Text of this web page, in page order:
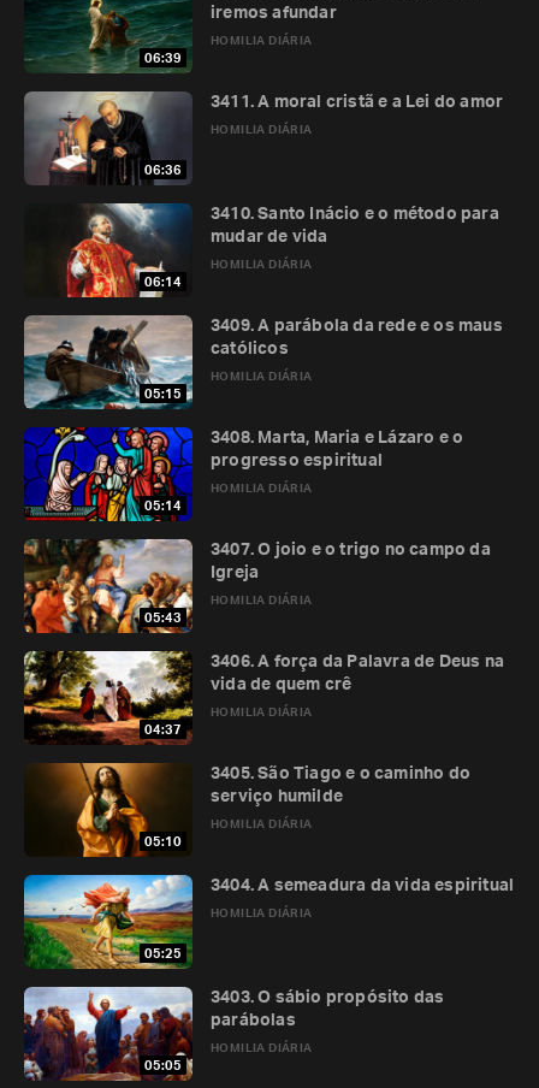
06:39
HOMILIA DIÁRIA
iremos afundar
06:36
HOMILIA DIÁRIA
3411. A moral cristã e a Lei do amor
06:14
HOMILIA DIÁRIA
3410. Santo Inácio e o método para
mudar de vida
05:15
HOMILIA DIÁRIA
3409. A parábola da rede e os maus
católicos
05:14
HOMILIA DIÁRIA
3408. Marta, Maria e Lázaro e o
progresso espiritual
05:43
HOMILIA DIÁRIA
3407. O joio e o trigo no campo da
Igreja
04:37
HOMILIA DIÁRIA
3406. A força da Palavra de Deus na
vida de quem crê
05:10
HOMILIA DIÁRIA
3405. São Tiago e o caminho do
serviço humilde
05:25
HOMILIA DIÁRIA
3404. A semeadura da vida espiritual
05:05
HOMILIA DIÁRIA
3403. O sábio propósito das
parábolas